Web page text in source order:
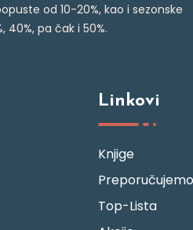
od 10-20%, kao i sezonske
40%, pa čak i 50%.
Linkovi
Knjige
Preporučujemo
Top-Lista